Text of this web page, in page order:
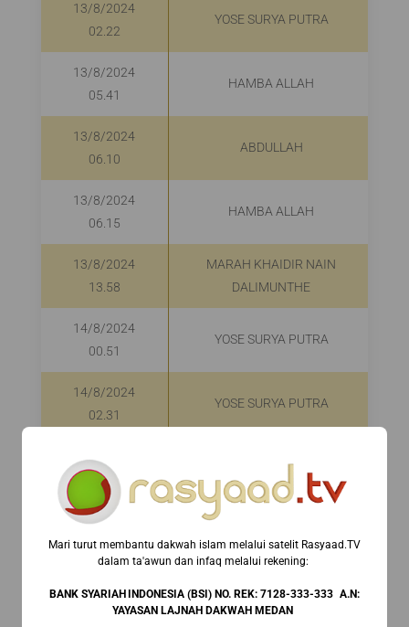
13/8/2024
02.22
YOSE SURYA PUTRA
13/8/2024
05.41
HAMBA ALLAH
13/8/2024
06.10
ABDULLAH
13/8/2024
06.15
HAMBA ALLAH
13/8/2024
13.58
MARAH KHAIDIR NAIN
DALIMUNTHE
14/8/2024
00.51
YOSE SURYA PUTRA
14/8/2024
02.31
YOSE SURYA PUTRA
06.15
ABDULLAH
14/8/2024
06.21
00.43
YOSE SURYA PUTRA
Mari turut membantu dakwah islam melalui satelit Rasyaad.TV
dalam ta'awun dan infaq melalui rekening:⁣ ⁣
BANK SYARIAH INDONESIA (BSI) NO. REK: 7128-333-333 A.N:
YAYASAN LAJNAH DAKWAH MEDAN